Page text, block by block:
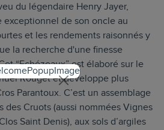
du légendaire Henry Jayer,
exceptionnel de son oncle au
et les rendements raisonnés y
la recherche d'une finesse
“Echézeaux” est élaboré sur le
Rouget et développe plus
Parantoux. C’est un assemblage
des Cruots (aussi nommées Vignes
Saint Denis), aux sols d’argiles